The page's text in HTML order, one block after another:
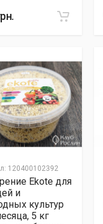
: 120400102392
Ekote для
и
культур
5 кг